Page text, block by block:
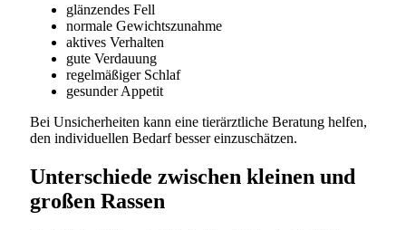
glänzendes Fell
normale Gewichtszunahme
aktives Verhalten
gute Verdauung
regelmäßiger Schlaf
gesunder Appetit
Bei Unsicherheiten kann eine tierärztliche Beratung helfen,
den individuellen Bedarf besser einzuschätzen.
Unterschiede zwischen kleinen und
großen Rassen